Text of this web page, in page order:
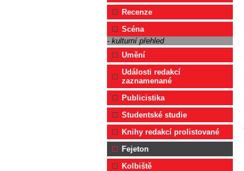
Recenze
Scéna
- kulturní přehled
Umění
Události redakcí
zaznamenané
Publicistika
Studentské studie
Knihy redakcí prolistované
Fejeton
Kolbiště